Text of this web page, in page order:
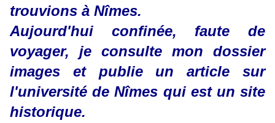
trouvions à Nîmes.
Aujourd'hui confinée, faute de
voyager, je consulte mon dossier
images et publie un article sur
l'université de Nîmes qui est un site
historique.